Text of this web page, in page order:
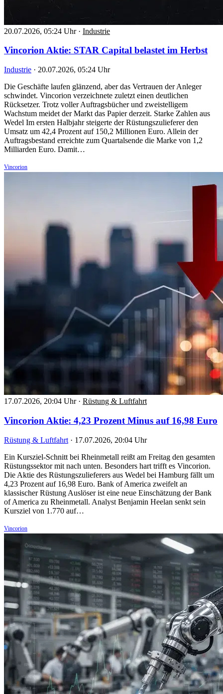
20.07.2026, 05:24 Uhr · Industrie
Vincorion Aktie: STAR Capital belastet im Herbst
Industrie · 20.07.2026, 05:24 Uhr
Die Geschäfte laufen glänzend, aber das Vertrauen der Anleger
schwindet. Vincorion verzeichnete zuletzt einen deutlichen
Rücksetzer. Trotz voller Auftragsbücher und zweistelligem
Wachstum meidet der Markt das Papier derzeit. Starke Zahlen aus
Wedel Im ersten Halbjahr steigerte der Rüstungszulieferer den
Umsatz um 42,4 Prozent auf 150,2 Millionen Euro. Allein der
Auftragsbestand erreichte zum Quartalsende die Marke von 1,2
Milliarden Euro. Damit…
Vincorion
17.07.2026, 20:04 Uhr · Rüstung & Luftfahrt
Vincorion Aktie: 4,23 Prozent Minus auf 16,98 Euro
Rüstung & Luftfahrt · 17.07.2026, 20:04 Uhr
Ein Kursziel-Schnitt bei Rheinmetall reißt am Freitag den gesamten
Rüstungssektor mit nach unten. Besonders hart trifft es Vincorion.
Die Aktie des Rüstungszulieferers aus Wedel bei Hamburg fällt um
4,23 Prozent auf 16,98 Euro. Bank of America zweifelt an
klassischer Rüstung Auslöser ist eine neue Einschätzung der Bank
of America zu Rheinmetall. Analyst Benjamin Heelan senkt sein
Kursziel von 1.770 auf…
Vincorion